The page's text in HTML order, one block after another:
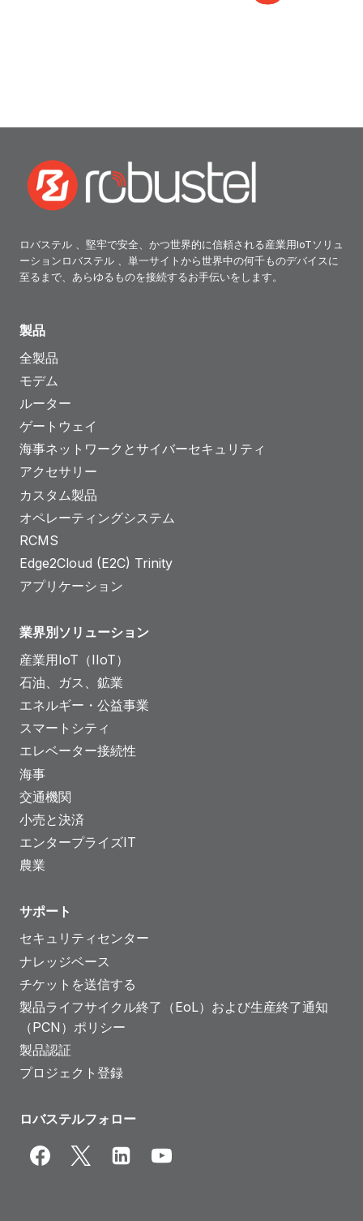
ロバステル 、堅牢で安全、かつ世界的に信頼される産業用IoTソリュ
ーションロバステル 、単一サイトから世界中の何千ものデバイスに
至るまで、あらゆるものを接続するお手伝いをします。
製品
全製品
モデム
ルーター
ゲートウェイ
海事ネットワークとサイバーセキュリティ
アクセサリー
カスタム製品
オペレーティングシステム
RCMS
Edge2Cloud (E2C) Trinity
アプリケーション
業界別ソリューション
産業用IoT（IIoT）
石油、ガス、鉱業
エネルギー・公益事業
スマートシティ
エレベーター接続性
海事
交通機関
小売と決済
エンタープライズIT
農業
サポート
セキュリティセンター
ナレッジベース
チケットを送信する
製品ライフサイクル終了（EoL）および生産終了通知
（PCN）ポリシー
製品認証
プロジェクト登録
ロバステルフォロー